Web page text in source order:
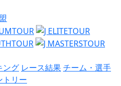
ング レース結果チーム・選手
トリー